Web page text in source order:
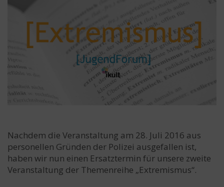
Nachdem die Veranstaltung am 28. Juli 2016 aus
personellen Gründen der Polizei ausgefallen ist,
haben wir nun einen Ersatztermin für unsere zweite
Veranstaltung der Themenreihe „Extremismus“.